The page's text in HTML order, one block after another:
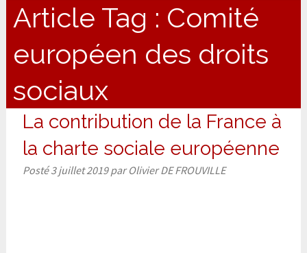
Article Tag : Comité
européen des droits
sociaux
La contribution de la France à
la charte sociale européenne
Posté3 juillet 2019 par Olivier DE FROUVILLE